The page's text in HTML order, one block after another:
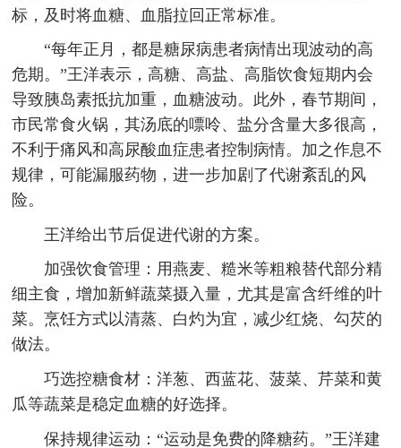
标，及时将血糖、血脂拉回正常标准。
“每年正月，都是糖尿病患者病情出现波动的高
危期。”王洋表示，高糖、高盐、高脂饮食短期内会
导致胰岛素抵抗加重，血糖波动。此外，春节期间，
市民常食火锅，其汤底的嘌呤、盐分含量大多很高，
不利于痛风和高尿酸血症患者控制病情。加之作息不
规律，可能漏服药物，进一步加剧了代谢紊乱的风
险。
王洋给出节后促进代谢的方案。
加强饮食管理：用燕麦、糙米等粗粮替代部分精
细主食，增加新鲜蔬菜摄入量，尤其是富含纤维的叶
菜。烹饪方式以清蒸、白灼为宜，减少红烧、勾芡的
做法。
巧选控糖食材：洋葱、西蓝花、菠菜、芹菜和黄
瓜等蔬菜是稳定血糖的好选择。
保持规律运动：“运动是免费的降糖药。”王洋建